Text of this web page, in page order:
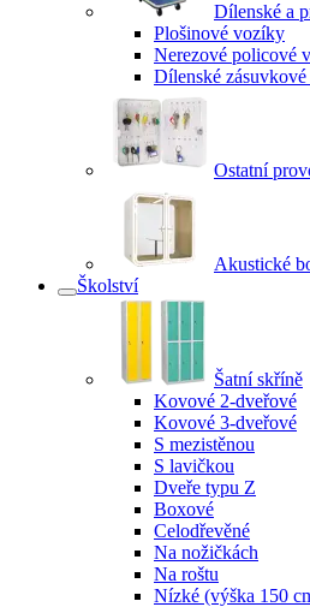
Dílenské a
Plošinové vozíky
Nerezové policové
Dílenské
Ostatní
Akustické
Školství
Šatní skříně
Kovové 2-dveřové
Kovové 3-dveřové
S mezistěnou
S lavičkou
Dveře typu Z
Boxové
Celodřevěné
Na nožičkách
Na roštu
Nízké (výška 150